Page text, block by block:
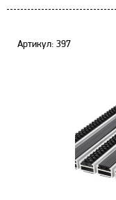
Артикул: 397